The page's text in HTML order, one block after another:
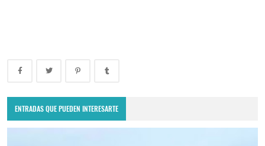
ENTRADAS QUE PUEDEN INTERESARTE